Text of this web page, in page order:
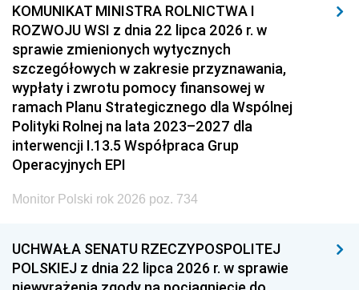
KOMUNIKAT MINISTRA ROLNICTWA I
ROZWOJU WSI z dnia 22 lipca 2026 r. w
sprawie zmienionych wytycznych
szczegółowych w zakresie przyznawania,
wypłaty i zwrotu pomocy finansowej w
ramach Planu Strategicznego dla Wspólnej
Polityki Rolnej na lata 2023–2027 dla
interwencji I.13.5 Współpraca Grup
Operacyjnych EPI
Monitor Polski rok 2026 poz. 734
UCHWAŁA SENATU RZECZYPOSPOLITEJ
POLSKIEJ z dnia 22 lipca 2026 r. w sprawie